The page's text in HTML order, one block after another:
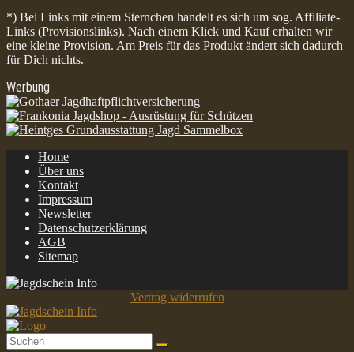
*) Bei Links mit einem Sternchen handelt es sich um sog. Affiliate-
Links (Provisionslinks). Nach einem Klick und Kauf erhalten wir
eine kleine Provision. Am Preis für das Produkt ändert sich dadurch
für Dich nichts.
Werbung
Home
Über uns
Kontakt
Impressum
Newsletter
Datenschutzerklärung
AGB
Sitemap
Vertrag widerrufen